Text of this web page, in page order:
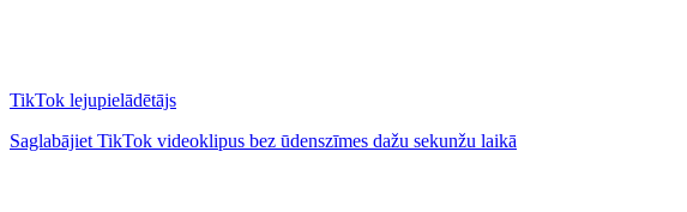
TikTok lejupielādētājs
Saglabājiet TikTok videoklipus bez ūdenszīmes dažu sekunžu laikā